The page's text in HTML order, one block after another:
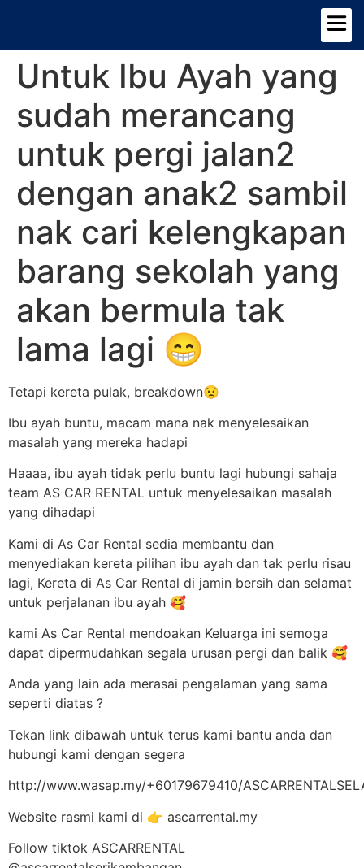
Untuk Ibu Ayah yang
sudah merancang
untuk pergi jalan2
dengan anak2 sambil
nak cari kelengkapan
barang sekolah yang
akan bermula tak
lama lagi 😁
Tetapi kereta pulak, breakdown😟
Ibu ayah buntu, macam mana nak menyelesaikan
masalah yang mereka hadapi
Haaaa, ibu ayah tidak perlu buntu lagi hubungi sahaja
team AS CAR RENTAL untuk menyelesaikan masalah
yang dihadapi
Kami di As Car Rental sedia membantu dan
menyediakan kereta pilihan ibu ayah dan tak perlu risau
lagi, Kereta di As Car Rental di jamin bersih dan selamat
untuk perjalanan ibu ayah 🥰
kami As Car Rental mendoakan Keluarga ini semoga
dapat dipermudahkan segala urusan pergi dan balik 🥰
Anda yang lain ada merasai pengalaman yang sama
seperti diatas ?
Tekan link dibawah untuk terus kami bantu anda dan
hubungi kami dengan segera
http://www.wasap.my/+60179679410/
Website rasmi kami di 👉 ascarrental.my
Follow tiktok ASCARRENTAL